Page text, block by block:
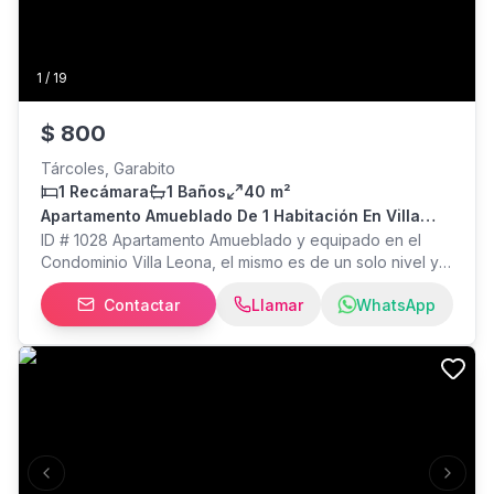
1 / 19
$ 800
Tárcoles, Garabito
1 Recámara
1 Baños
40 m²
Apartamento Amueblado De 1 Habitación En Villa
Leona
ID # 1028 Apartamento Amueblado y equipado en el
Condominio Villa Leona, el mismo es de un solo nivel y
cuenta con cocina equipada, sala comedor, 1 baño
completo aire acondicionado, cuarto de pilas con
lavadora centrifuga, terraza que se puede techar con
toldo expandible, espacioso jardín cerrado y 1 espacio
de parqueo. El Condominio cuenta con seguridad 24/7,
Contactar Llamar WhatsApp
Previous slide Next